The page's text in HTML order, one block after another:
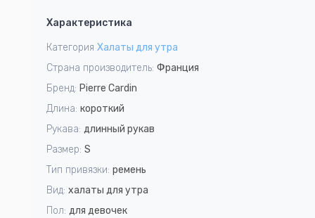
1
Характеристика
Категория Халаты для утра
Страна производитель: Франция
Бренд: Pierre Cardin
Длина: короткий
Рукава: длинный рукав
Размер: S
Тип привязки: ремень
Вид: халаты для утра
Пол: для девочек